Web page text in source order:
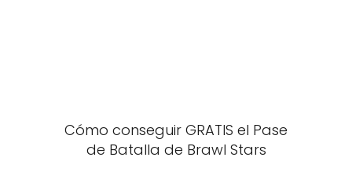
Cómo conseguir GRATIS el Pase
de Batalla de Brawl Stars